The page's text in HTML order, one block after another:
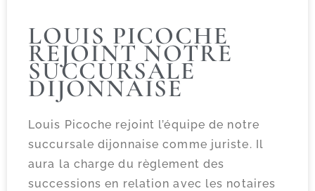
LOUIS PICOCHE
REJOINT NOTRE
SUCCURSALE
DIJONNAISE
Louis Picoche rejoint l’équipe de notre
succursale dijonnaise comme juriste. Il
aura la charge du règlement des
successions en relation avec les notaires